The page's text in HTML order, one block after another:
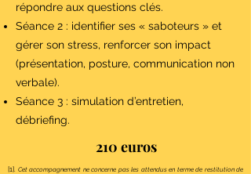
répondre aux questions clés.
Séance 2 : identifier ses « saboteurs » et
gérer son stress, renforcer son impact
(présentation, posture, communication non
verbale).
Séance 3 : simulation d’entretien,
débriefing.
210 euros
[1]. Cet accompagnement ne concerne pas les attendus en terme de restitution de